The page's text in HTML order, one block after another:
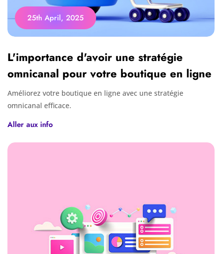
25th April, 2025
L'importance d'avoir une stratégie
omnicanal pour votre boutique en ligne
Améliorez votre boutique en ligne avec une stratégie
omnicanal efficace.
Aller aux info